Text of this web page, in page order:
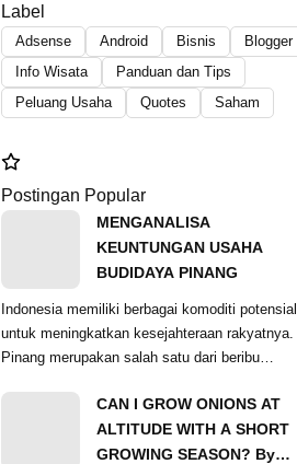
Label
Adsense Android Bisnis
Blogger
Info Wisata
Panduan dan Tips
Peluang Usaha
Quotes Saham
Postingan Popular
MENGANALISA
KEUNTUNGAN USAHA
BUDIDAYA PINANG
Indonesia memiliki berbagai komoditi potensial
untuk meningkatkan kesejahteraan rakyatnya.
Pinang merupakan salah satu dari beribu
CAN I GROW ONIONS AT
ALTITUDE WITH A SHORT
GROWING SEASON? By